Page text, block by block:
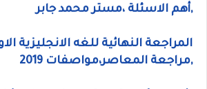
,أهم الاسئلة ،مستر محمد جابر
المراجعة النهائية للغه الانجليزية
,مراجعة المعاصر،مواصفات 2019